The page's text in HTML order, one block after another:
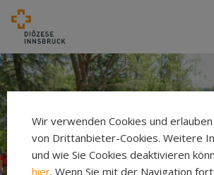
Wir verwenden Cookies und
von Drittanbieter-Cookies. Weitere
und wie Sie Cookies deaktivieren
hier. Wenn Sie mit der Navigation